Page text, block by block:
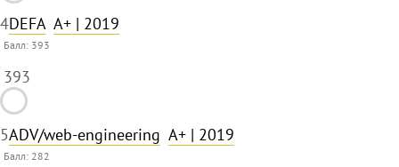
4DEFA A+ | 2019
Балл: 393
393
5ADV/web-engineering A+ | 2019
Балл: 282